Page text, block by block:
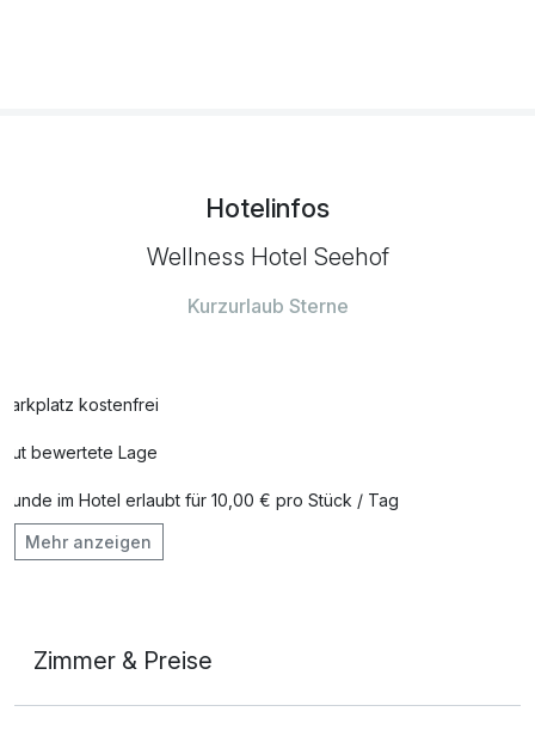
Hotelinfos
Wellness Hotel Seehof
Kurzurlaub Sterne
Parkplatz kostenfrei
Gut bewertete Lage
Hunde im Hotel erlaubt für 10,00 € pro Stück / Tag
Auch vegetarische Speisen
Mehr anzeigen
Zimmer & Preise